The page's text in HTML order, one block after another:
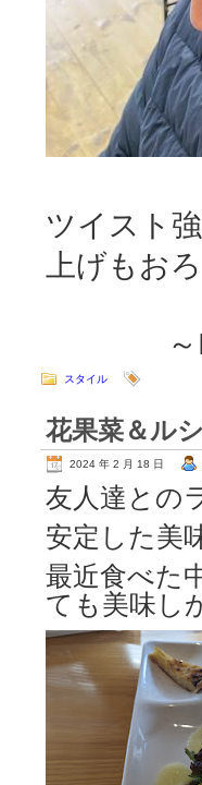
ツイスト
上げもお
～
スタイル
花果菜＆ル
2024 年 2 月 18 日
友人達との
安定した美
最近食べた
ても美味し